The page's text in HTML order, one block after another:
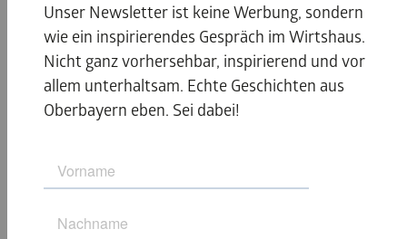
BIER & MEHR
erwartet dich ein Pub mit urig-schickem Wohlfühl-
Flair, viel Holzoptik und heimeliger Sofaecke. Neben
Stars. Es gibt auch Führungen und Verkostungen.
Unser Newsletter ist keine Werbung, sondern
wie ein inspirierendes Gespräch im Wirtshaus.
Nicht ganz vorhersehbar, inspirierend und vor
allem unterhaltsam. Echte Geschichten aus
Oberbayern eben. Sei dabei!